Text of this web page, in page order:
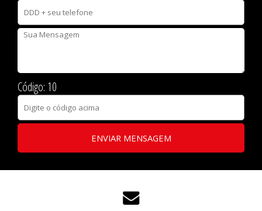
Código: 10
ENVIAR MENSAGEM